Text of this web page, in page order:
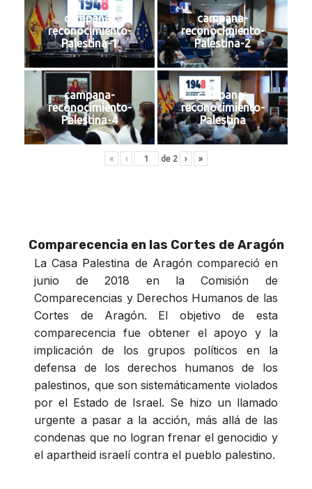
campana-
reconocimiento-
Palestina-1
campana-
reconocimiento-
Palestina-2
campana-
reconocimiento-
Palestina-4
campana-
reconocimiento-
Palestina
« ‹ de 2 › »
Comparecencia en las Cortes de Aragón
La Casa Palestina de Aragón compareció en
junio de 2018 en la Comisión de
Comparecencias y Derechos Humanos de las
Cortes de Aragón. El objetivo de esta
comparecencia fue obtener el apoyo y la
implicación de los grupos políticos en la
defensa de los derechos humanos de los
palestinos, que son sistemáticamente violados
por el Estado de Israel. Se hizo un llamado
urgente a pasar a la acción, más allá de las
condenas que no logran frenar el genocidio y
el apartheid israelí contra el pueblo palestino.